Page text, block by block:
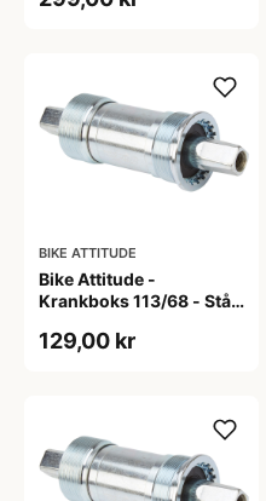
BIKE ATTITUDE
Bike Attitude -
Krankboks 113/68 - Stål
129,00 kr